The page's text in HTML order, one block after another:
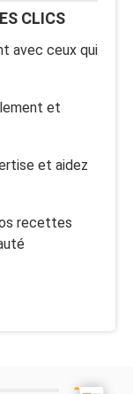
CLICS
avec ceux qui
et
et aidez
recettes